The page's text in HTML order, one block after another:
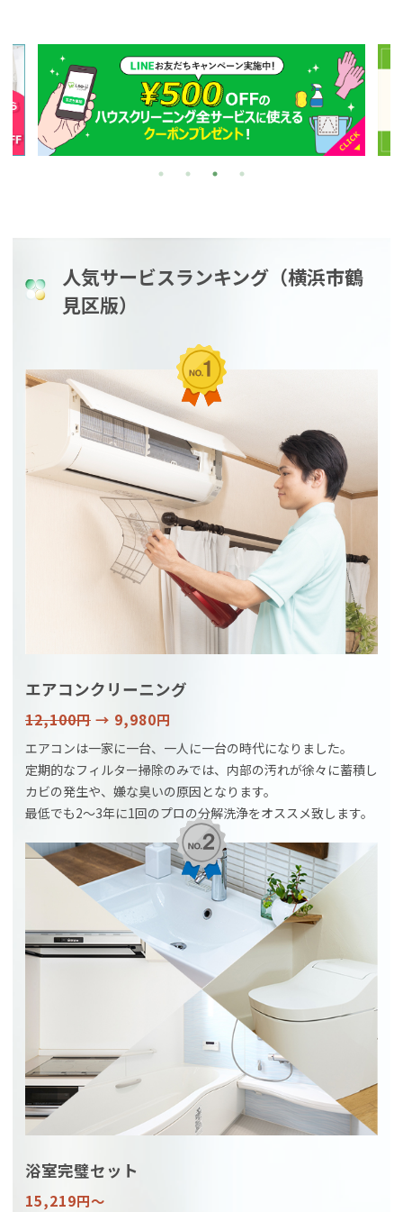
人気サービスランキング（横浜市鶴
見区版）
エアコンクリーニング
12,100円 → 9,980円
エアコンは一家に一台、一人に一台の時代になりました。
定期的なフィルター掃除のみでは、内部の汚れが徐々に蓄積し
カビの発生や、嫌な臭いの原因となります。
最低でも2〜3年に1回のプロの分解洗浄をオススメ致します。
浴室完璧セット
15,219円〜